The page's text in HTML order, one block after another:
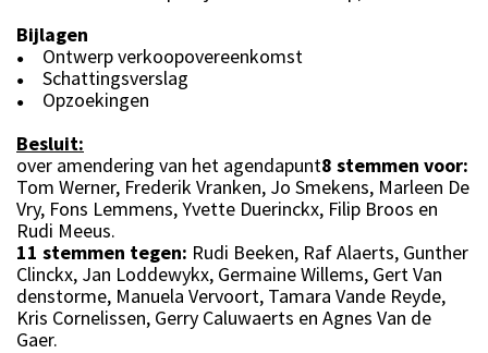
Bijlagen
● Ontwerp verkoopovereenkomst
● Schattingsverslag
●
Opzoekingen
Besluit:
over amendering van het agendapunt8 stemmen voor:
Tom Werner, Frederik Vranken, Jo Smekens, Marleen De
Vry, Fons Lemmens, Yvette Duerinckx, Filip Broos en
Rudi Meeus.
11 stemmen tegen: Rudi Beeken, Raf Alaerts, Gunther
Clinckx, Jan Loddewykx, Germaine Willems, Gert Van
denstorme, Manuela Vervoort, Tamara Vande Reyde,
Kris Cornelissen, Gerry Caluwaerts en Agnes Van de
Gaer.